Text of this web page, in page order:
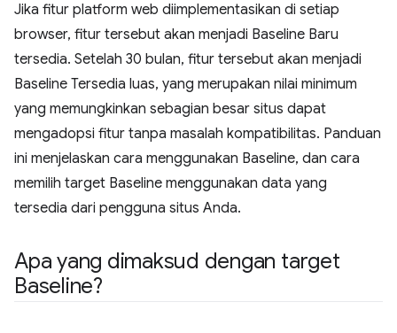
Jika fitur platform web diimplementasikan di setiap
browser, fitur tersebut akan menjadi Baseline Baru
tersedia. Setelah 30 bulan, fitur tersebut akan menjadi
Baseline Tersedia luas, yang merupakan nilai minimum
yang memungkinkan sebagian besar situs dapat
mengadopsi fitur tanpa masalah kompatibilitas. Panduan
ini menjelaskan cara menggunakan Baseline, dan cara
memilih target Baseline menggunakan data yang
tersedia dari pengguna situs Anda.
Apa yang dimaksud dengan target
Baseline?